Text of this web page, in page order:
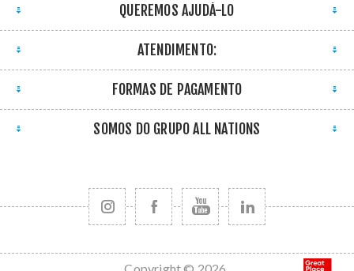
QUEREMOS AJUDÁ-LO
ATENDIMENTO:
FORMAS DE PAGAMENTO
SOMOS DO GRUPO ALL NATIONS